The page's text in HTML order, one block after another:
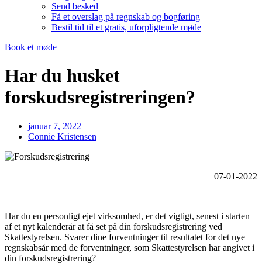
Send besked
Få et overslag på regnskab og bogføring
Bestil tid til et gratis, uforpligtende møde
Book et møde
Har du husket
forskudsregistreringen?
januar 7, 2022
Connie Kristensen
07-01-2022
Har du en personligt ejet virksomhed, er det vigtigt, senest i starten
af et nyt kalenderår at få set på din forskudsregistrering ved
Skattestyrelsen. Svarer dine forventninger til resultatet for det nye
regnskabsår med de forventninger, som Skattestyrelsen har angivet i
din forskudsregistrering?